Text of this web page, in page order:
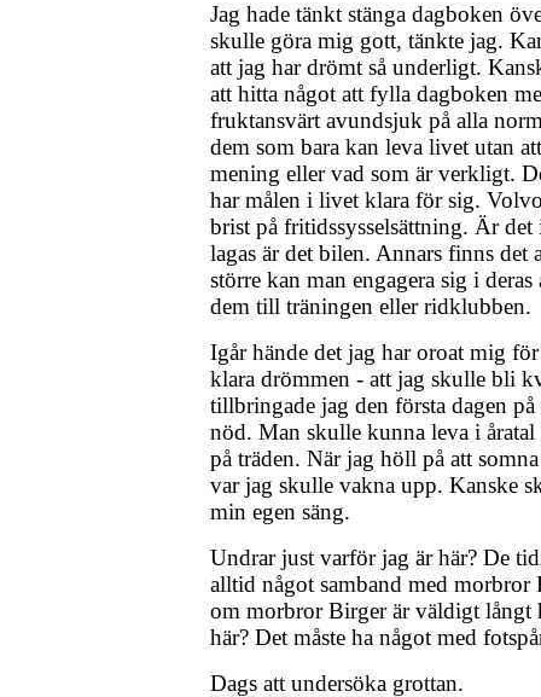
Jag hade tänkt stänga dagboken
skulle göra mig gott, tänkte jag.
att jag har drömt så underligt.
att hitta något att fylla dagboken
fruktansvärt avundsjuk på alla
dem som bara kan leva livet utan
mening eller vad som är verkligt.
har målen i livet klara för sig.
brist på fritidssysselsättning. Är det
lagas är det bilen. Annars finns
större kan man engagera sig i
dem till träningen eller ridklubben.
Igår hände det jag har oroat mig
klara drömmen - att jag skulle bli
tillbringade jag den första dagen
nöd. Man skulle kunna leva i
på träden. När jag höll på att
var jag skulle vakna upp. Kanske
min egen säng.
Undrar just varför jag är här? De
alltid något samband med morbror
om morbror Birger är väldigt långt
här? Det måste ha något med
Dags att undersöka grottan.